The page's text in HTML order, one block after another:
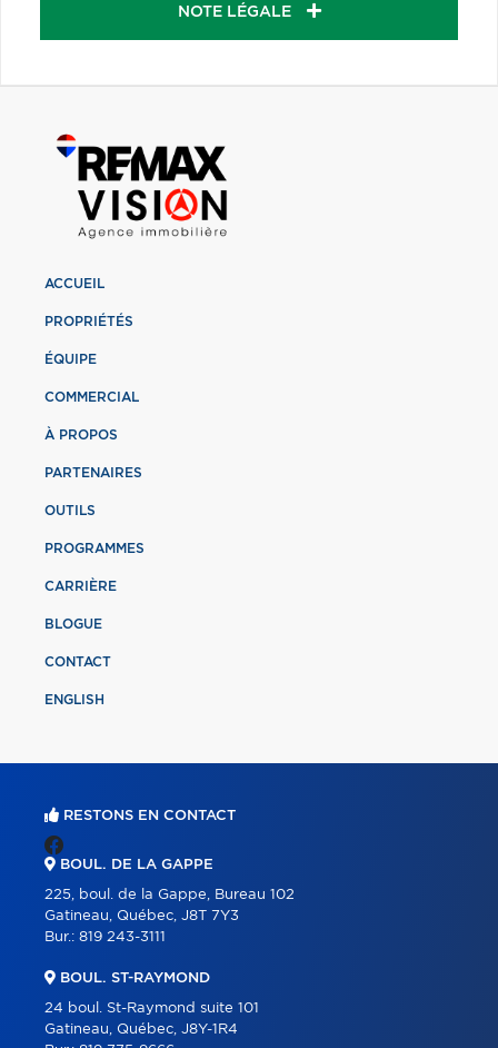
NOTE LÉGALE
ACCUEIL
PROPRIÉTÉS
ÉQUIPE
COMMERCIAL
À PROPOS
PARTENAIRES
OUTILS
PROGRAMMES
CARRIÈRE
BLOGUE
CONTACT
ENGLISH
RESTONS EN CONTACT
BOUL. DE LA GAPPE
225, boul. de la Gappe, Bureau 102
Gatineau, Québec, J8T 7Y3
Bur.: 819 243-3111
BOUL. ST-RAYMOND
24 boul. St-Raymond suite 101
Gatineau, Québec, J8Y-1R4